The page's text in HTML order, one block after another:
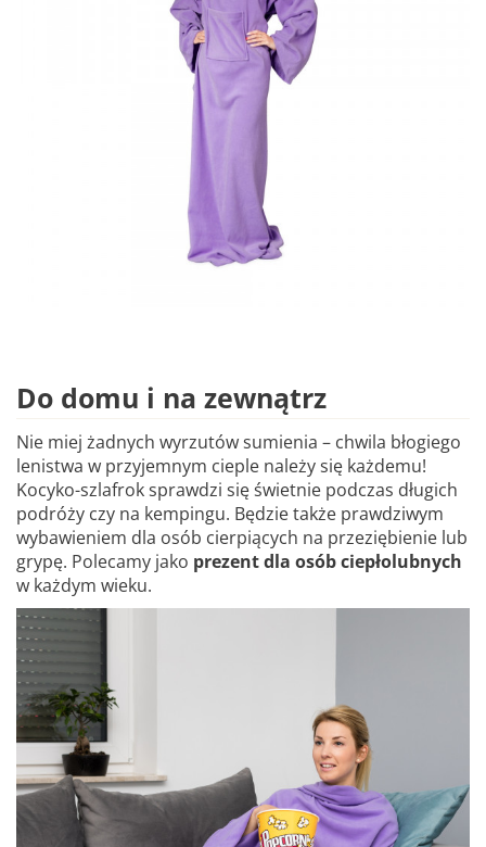
Do domu i na zewnątrz
Nie miej żadnych wyrzutów sumienia – chwila błogiego
lenistwa w przyjemnym cieple należy się każdemu!
Kocyko-szlafrok sprawdzi się świetnie podczas długich
podróży czy na kempingu. Będzie także prawdziwym
wybawieniem dla osób cierpiących na przeziębienie lub
grypę. Polecamy jako prezent dla osób ciepłolubnych
w każdym wieku.